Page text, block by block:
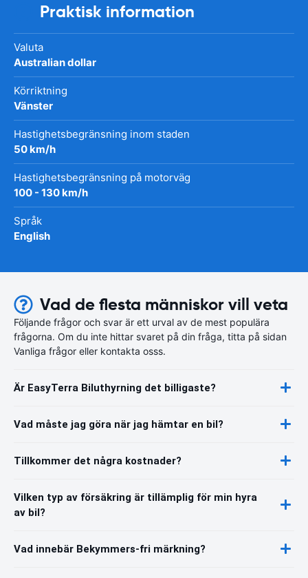
Praktisk information
Valuta
Australian dollar
Körriktning
Vänster
Hastighetsbegränsning inom staden
50 km/h
Hastighetsbegränsning på motorväg
100 - 130 km/h
Språk
English
Vad de flesta människor vill veta
Följande frågor och svar är ett urval av de mest populära
frågorna. Om du inte hittar svaret på din fråga, titta på sidan
Vanliga frågor eller kontakta osss.
Är EasyTerra Biluthyrning det billigaste?
Vad måste jag göra när jag hämtar en bil?
Tillkommer det några kostnader?
Vilken typ av försäkring är tillämplig för min hyra
av bil?
Vad innebär Bekymmers-fri märkning?